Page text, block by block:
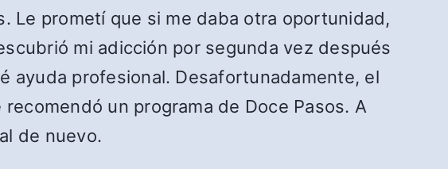
Le prometí que si me daba otra oportunidad,
mi adicción por segunda vez después
ayuda profesional. Desafortunadamente, el
un programa de Doce Pasos. A
de nuevo.